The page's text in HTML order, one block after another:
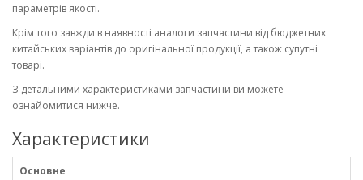
параметрів якості.
Крім того завжди в наявності аналоги запчастини від бюджетних
китайських варіантів до оригінальної продукції, а також супутні
товарі.
З детальними характеристиками запчастини ви можете
ознайомитися нижче.
Характеристики
Основне